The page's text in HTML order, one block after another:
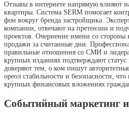
Отзывы в интернете напрямую влияют
квартиры. Система SERM помогает
фон вокруг бренда застройщика.
компании, отвечают на претензии и
проектов. Очернение имени со стороны
продажи за считанные дни.
правильные отношения со СМИ и
крупных изданиях подтверждают
доверяют тем, о ком пишут
ореол стабильности и безопасности,
крупных финансовых вложениях
Событийный маркетинг